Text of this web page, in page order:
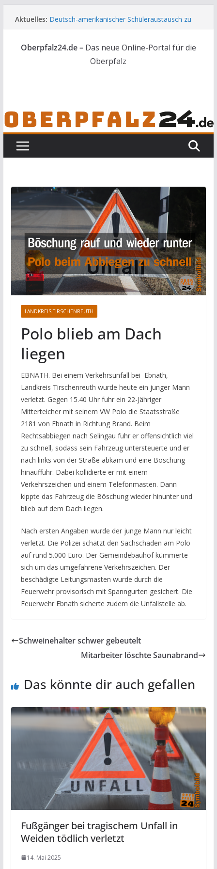
Inhalt
Aktuelles: Deutsch-amerikanischer Schüleraustausch zu
Unbekannte versuchen in Gebäude in Reuth
einzubrechen
Audi prallt gegen Brückengeländer in Weiden
Oberpfalz24.de – Das neue Online-Portal für die
Oberpfalz
LANDKREIS TIRSCHENREUTH
Polo blieb am Dach
liegen
EBNATH. Bei einem Verkehrsunfall bei Ebnath,
Landkreis Tirschenreuth wurde heute ein junger Mann
verletzt. Gegen 15.40 Uhr fuhr ein 22-Jähriger
Mitterteicher mit seinem VW Polo die Staatsstraße
2181 von Ebnath in Richtung Brand. Beim
Rechtsabbiegen nach Selingau fuhr er offensichtlich viel
zu schnell, sodass sein Fahrzeug untersteuerte und er
nach links von der Straße abkam und eine Böschung
hinauffuhr. Dabei kollidierte er mit einem
Verkehrszeichen und einem Telefonmasten. Dann
kippte das Fahrzeug die Böschung wieder hinunter und
blieb auf dem Dach liegen.
Nach ersten Angaben wurde der junge Mann nur leicht
verletzt. Die Polizei schätzt den Sachschaden am Polo
auf rund 5.000 Euro. Der Gemeindebauhof kümmerte
sich um das umgefahrene Verkehrszeichen. Der
beschädigte Leitungsmasten wurde durch die
Feuerwehr provisorisch mit Spanngurten gesichert. Die
Feuerwehr Ebnath sicherte zudem die Unfallstelle ab.
Schweinehalter schwer gebeutelt
Mitarbeiter löschte Saunabrand
Das könnte dir auch gefallen
Fußgänger bei tragischem Unfall in
Weiden tödlich verletzt
14. Mai 2025